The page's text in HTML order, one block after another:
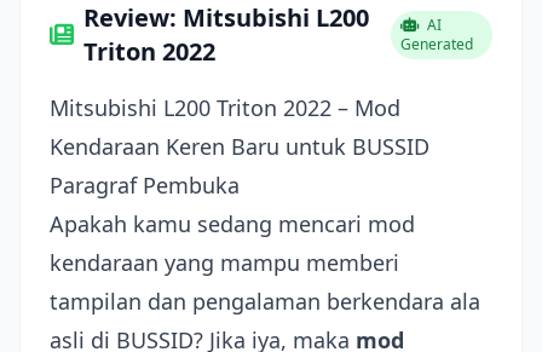
Review: Mitsubishi L200
Triton 2022
AI
Generated
Mitsubishi L200 Triton 2022 – Mod
Kendaraan Keren Baru untuk BUSSID
Paragraf Pembuka
Apakah kamu sedang mencari mod
kendaraan yang mampu memberi
tampilan dan pengalaman berkendara ala
asli di BUSSID? Jika iya, maka mod